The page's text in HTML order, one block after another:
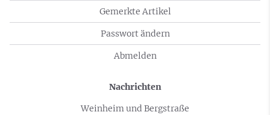
Gemerkte Artikel
Passwort ändern
Abmelden
Nachrichten
Weinheim und Bergstraße